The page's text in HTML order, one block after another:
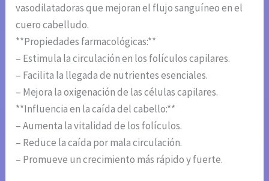
vasodilatadoras que mejoran el flujo sanguíneo en el
cuero cabelludo.
**Propiedades farmacológicas:**
– Estimula la circulación en los folículos capilares.
– Facilita la llegada de nutrientes esenciales.
– Mejora la oxigenación de las células capilares.
**Influencia en la caída del cabello:**
– Aumenta la vitalidad de los folículos.
– Reduce la caída por mala circulación.
– Promueve un crecimiento más rápido y fuerte.